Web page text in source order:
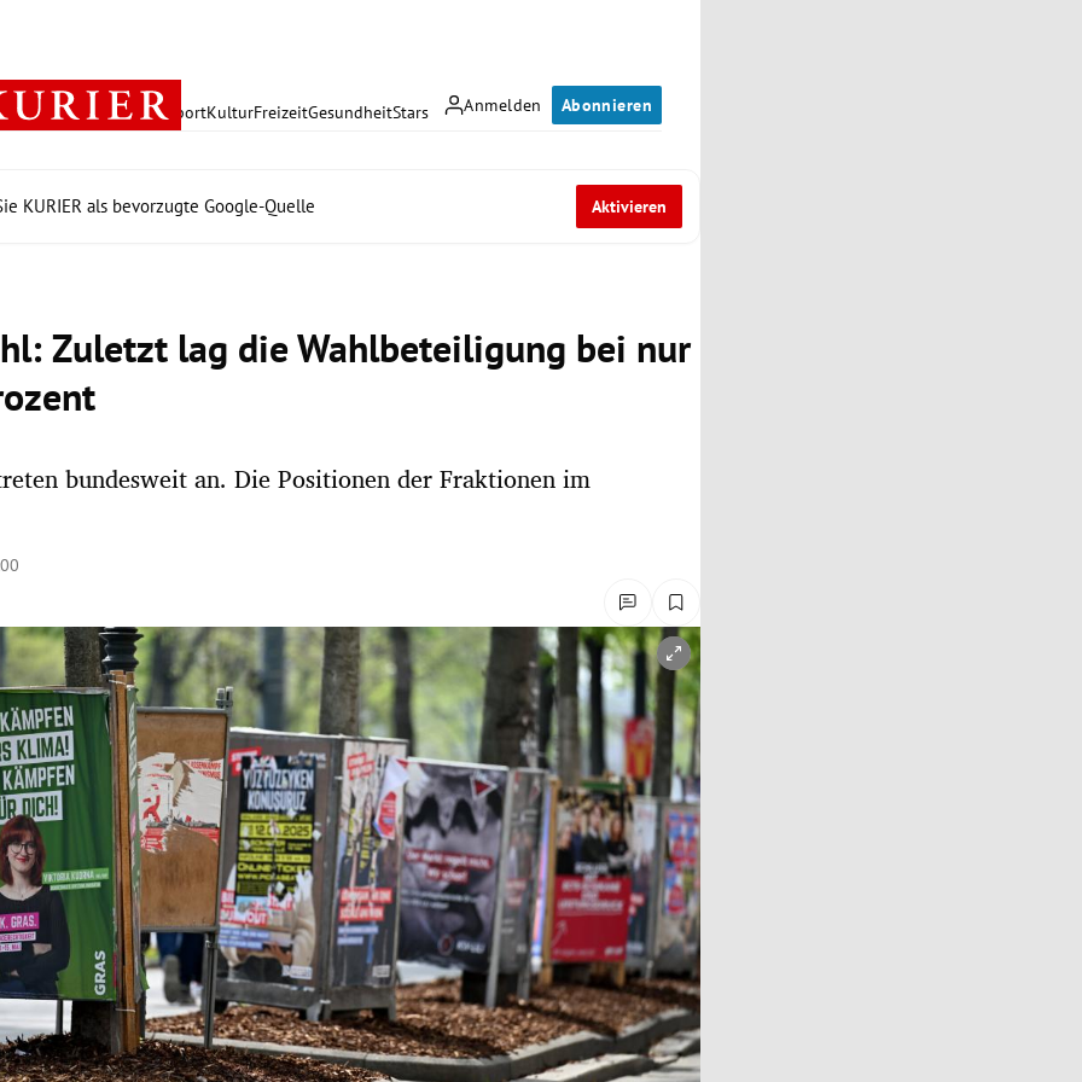
Anmelden Abonnieren
PolitikWirtschaft SportKulturFreizeitGesundheitStars
KURIER als bevorzugte Google-Quelle Aktivieren
Zuletzt lag die Wahlbeteiligung bei nur
bundesweit an. Die Positionen der Fraktionen im
öffnen/schließen